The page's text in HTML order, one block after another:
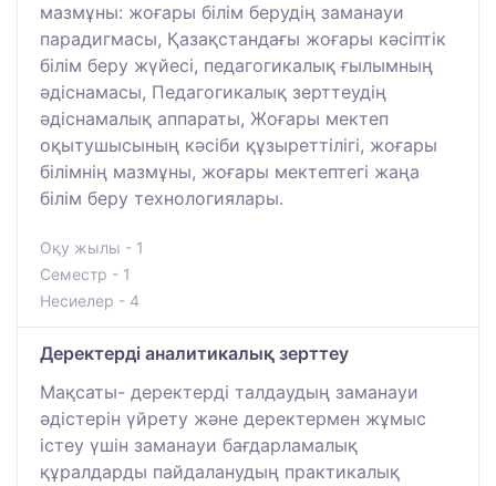
мазмұны: жоғары білім берудің заманауи
парадигмасы, Қазақстандағы жоғары кәсіптік
білім беру жүйесі, педагогикалық ғылымның
әдіснамасы, Педагогикалық зерттеудің
әдіснамалық аппараты, Жоғары мектеп
оқытушысының кәсіби құзыреттілігі, жоғары
білімнің мазмұны, жоғары мектептегі жаңа
білім беру технологиялары.
Оқу жылы - 1
Семестр - 1
Несиелер - 4
Деректерді аналитикалық зерттеу
Мақсаты- деректерді талдаудың заманауи
әдістерін үйрету және деректермен жұмыс
істеу үшін заманауи бағдарламалық
құралдарды пайдаланудың практикалық